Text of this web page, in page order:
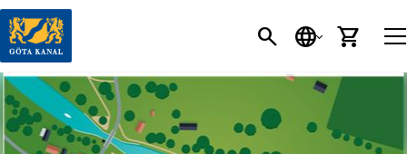
SEARCH
SPRACHE